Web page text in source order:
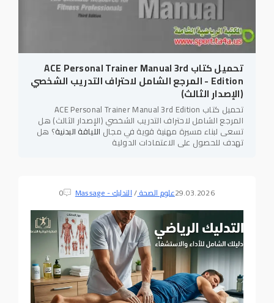
تحميل كتاب ACE Personal Trainer Manual 3rd
Edition - المرجع الشامل لاحتراف التدريب الشخصي
(الإصدار الثالث)
تحميل كتاب ACE Personal Trainer Manual 3rd Edition
المرجع الشامل لاحتراف التدريب الشخصي (الإصدار الثالث) هل
تسعى لبناء مسيرة مهنية قوية في مجال اللياقة البدنية؟ هل
تهدف للحصول على الاعتمادات الدولية
29.03.2026علوم الصحة/التدليك - Massage 0